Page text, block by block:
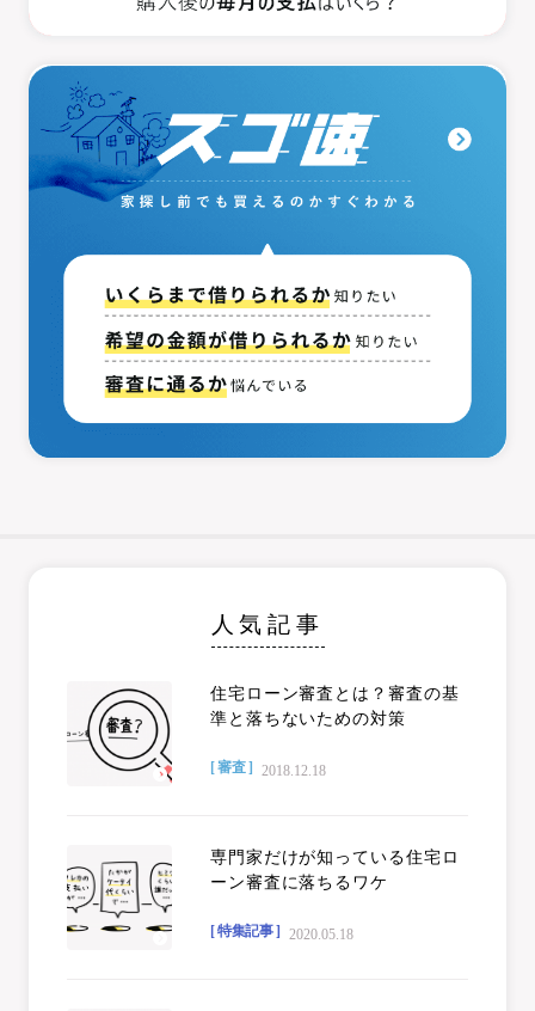
人気記事
住宅ローン審査とは？審査の基
準と落ちないための対策
[ 審査 ] 2018.12.18
専門家だけが知っている住宅ロ
ーン審査に落ちるワケ
[ 特集記事 ] 2020.05.18